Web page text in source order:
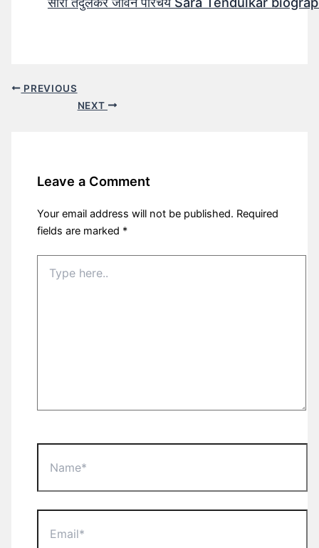
PREVIOUS
NEXT
Leave a Comment
Your email address will not be published. Required
fields are marked *
here..